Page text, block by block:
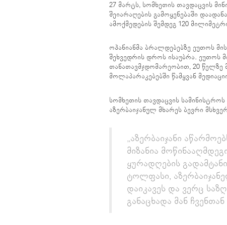
27 მარტს, სომხეთის თავდაცვის
შეიარაღების გამოყენებაში
ამოქმედების შემდეგ 120
ოჰანიანმა ბრალდებებზე ეუთოს
შეხვედრის დროს ისაუბრა. ეუთოს
თანათავმჯდომარეობით, 20 წელზე
მოლაპარაკებებში წამყვან
სომხეთის თავდაცვის
აზერბაიჯანულ მხარეს ბევრი
„აზერბაიჯანი
მიზანია
ყურადღების
ტოლფასი,
დაიკავეს და ვერც
განაცხადა მან